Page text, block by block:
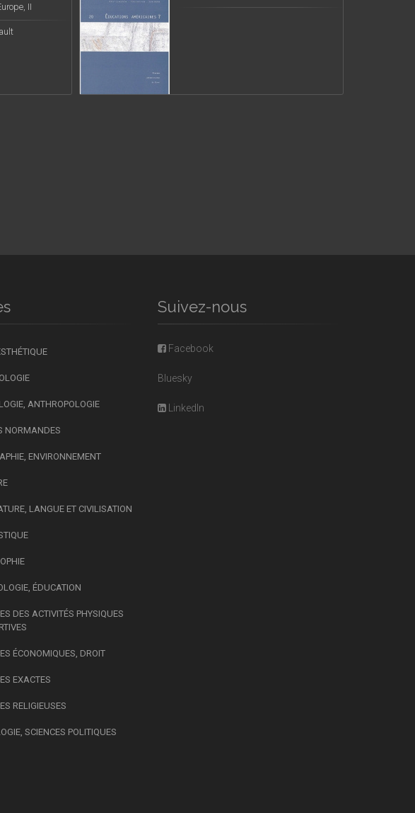
II
ANTHROPOLOGIE
NORMANDES
ENVIRONNEMENT
LANGUE ET CIVILISATION
ÉDUCATION
DES ACTIVITÉS PHYSIQUES
ÉCONOMIQUES, DROIT
EXACTES
RELIGIEUSES
SCIENCES POLITIQUES
Suivez-nous
Facebook
Bluesky
LinkedIn